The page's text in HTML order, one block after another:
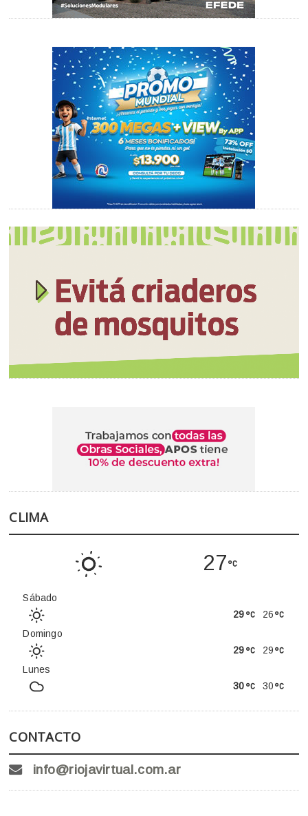
CLIMA
27
Sábado
26
29
Domingo
29
29
Lunes
30
30
CONTACTO
info@riojavirtual.com.ar